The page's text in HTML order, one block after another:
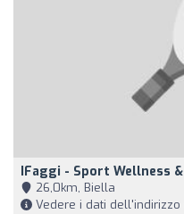
IFaggi - Sport Wellness
26,0km, Biella
Vedere i dati dell'indirizzo